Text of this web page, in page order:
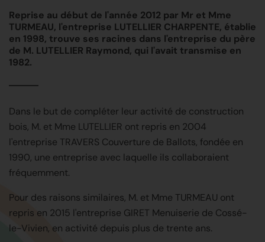
Reprise au début de l'année 2012 par Mr et Mme
TURMEAU, l'entreprise LUTELLIER CHARPENTE, établie
en 1998, trouve ses racines dans l'entreprise du père
de M. LUTELLIER Raymond, qui l'avait transmise en
1982.
Dans le but de compléter leur activité de construction
bois, M. et Mme LUTELLIER ont repris en 2004
l'entreprise TRAVERS Couverture de Ballots, fondée en
1990, une entreprise avec laquelle ils collaboraient
fréquemment.
Pour des raisons similaires, M. et Mme TURMEAU ont
repris en 2015 l'entreprise GIRET Menuiserie de Cossé-
le-Vivien, en activité depuis plus de trente ans.